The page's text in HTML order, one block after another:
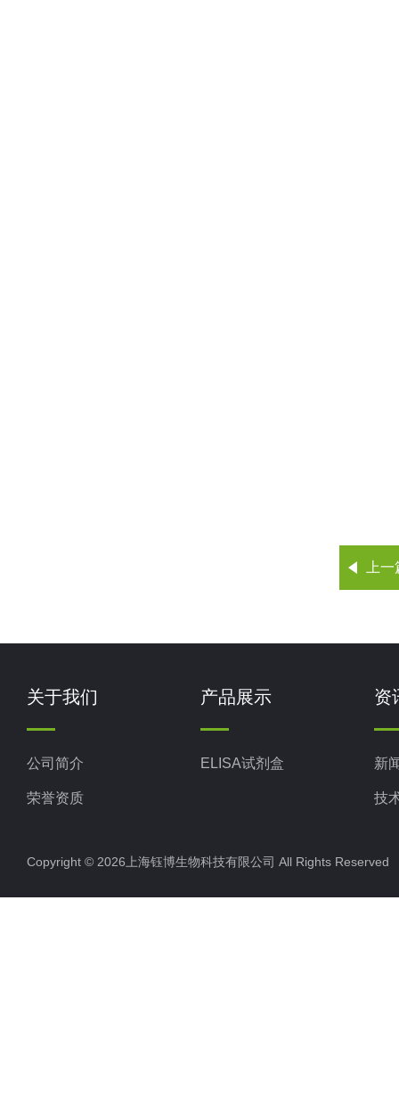
上
关于我们
公司简介
荣誉资质
产品展示
ELISA试剂盒
资
新
技
Copyright © 2026上海钰博生物科技有限公司 All Rights